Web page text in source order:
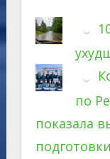
по
показала